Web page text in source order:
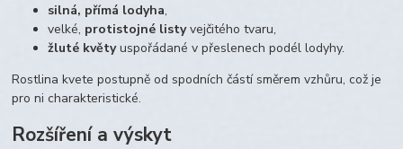
silná, přímá lodyha,
velké, protistojné listyvejčitého tvaru,
žluté květyuspořádané v přeslenech podél lodyhy.
Rostlina kvete postupně od spodních částí směrem vzhůru, což je
pro ni charakteristické.
Rozšíření a výskyt